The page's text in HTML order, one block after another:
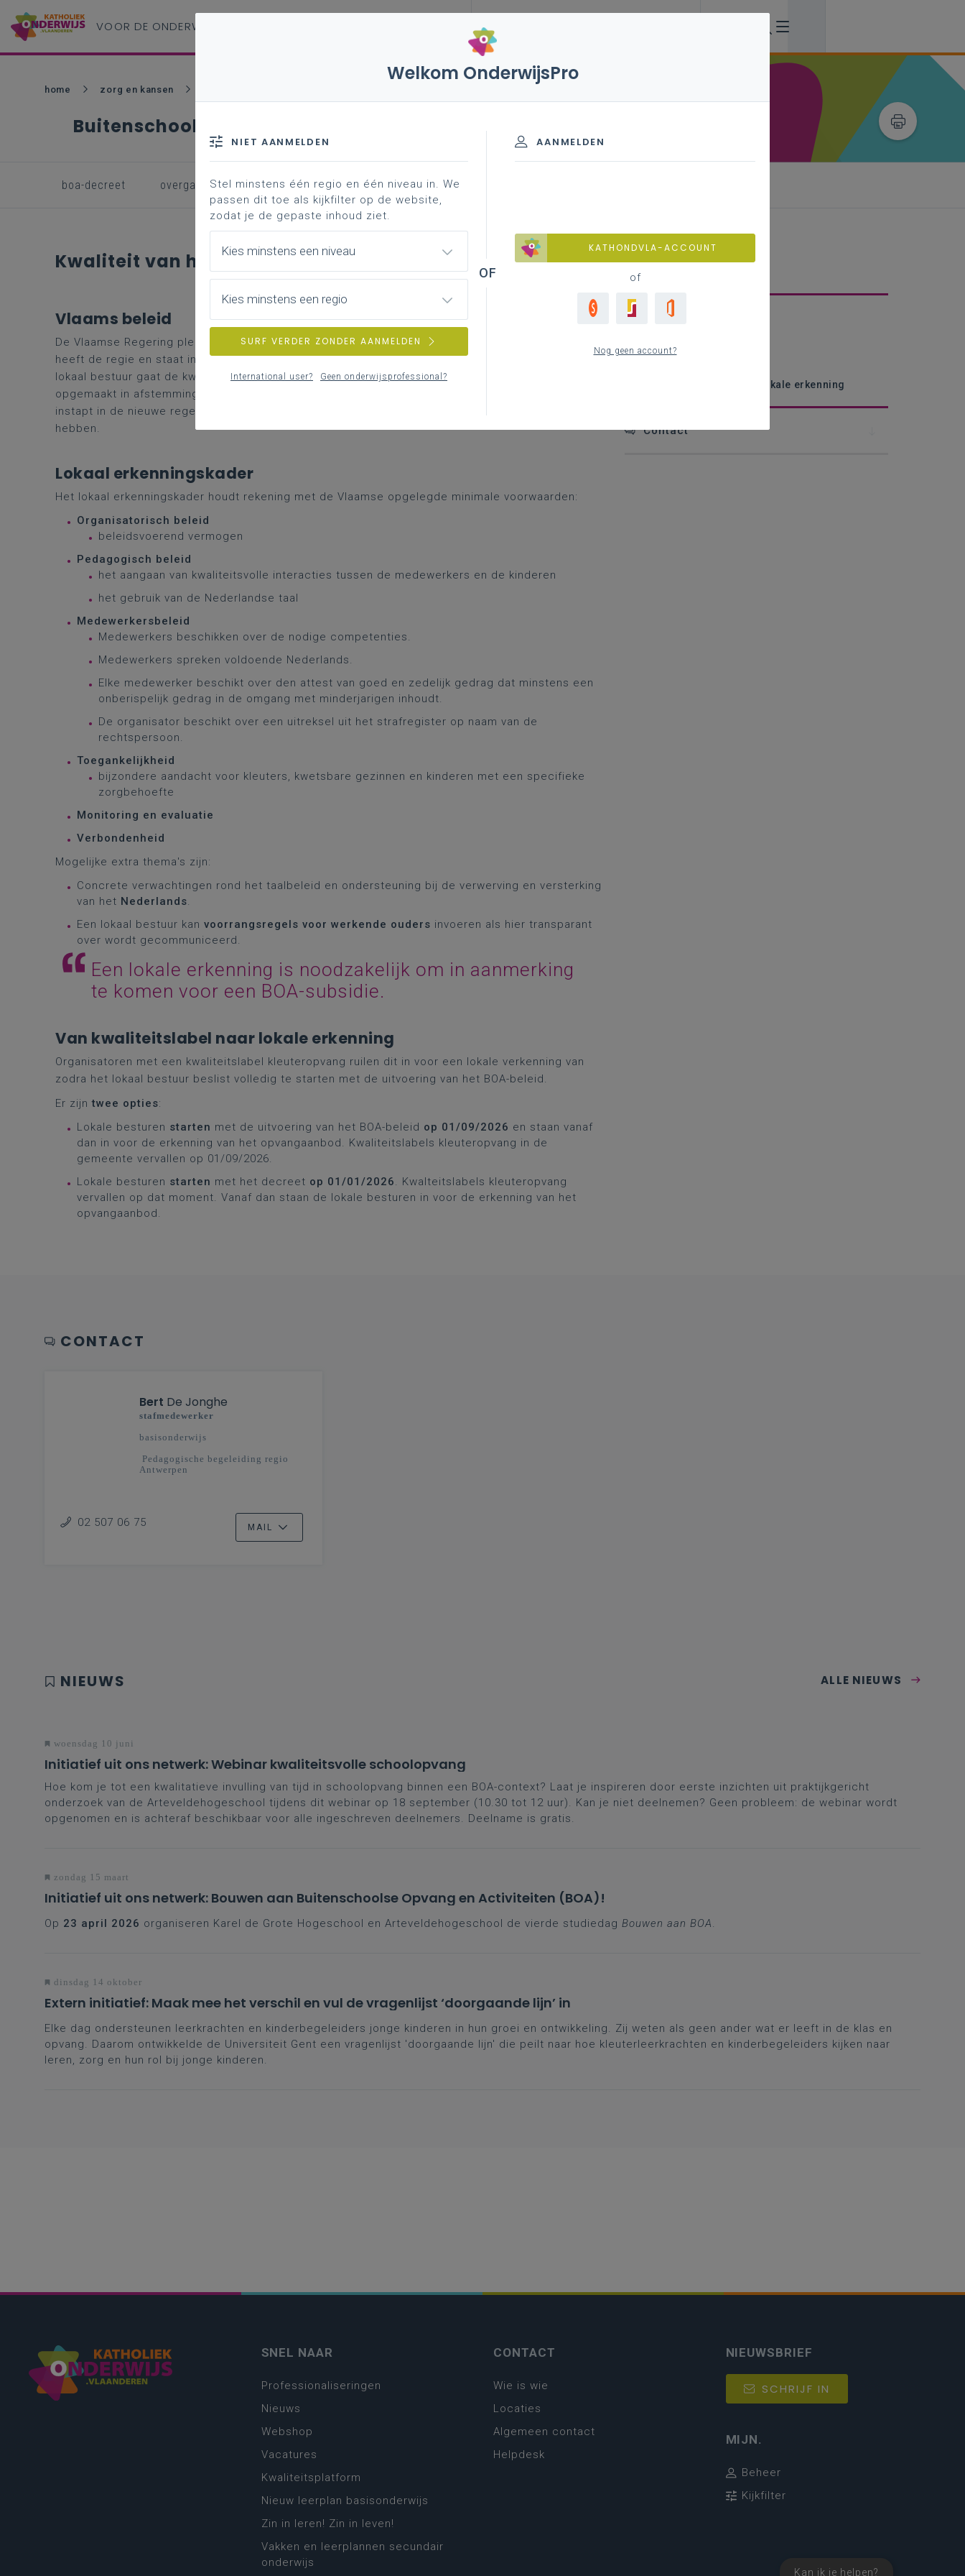
VOOR DE ONDERWIJS
home zorg en kansen
Buitenschoolse opvang en activiteiten (BOA)
boa-decreet overgangstermijnen de subsidies kwaliteit van het aanbod
Kwaliteit van het aanbod
Kwaliteit van het aanbod
Van kwaliteitslabel naar lokale erkenning
Contact
Vlaams beleid
De Vlaamse Regering pleit voor maximale kwaliteit van het ganse BOA-aanbod. Het lokaal bestuur
heeft de regie en staat in voor de erkenning en handhaving van het lokaal opvangaanbod. Het
lokaal bestuur gaat de kwaliteit van het aanbod na via een eigen erkenningskader. Dit kader wordt
opgemaakt in afstemming met het lokaal samenwerkingsverband BOA. Zodra het lokaal bestuur
instapt in de nieuwe regeling van het BOA-decreet is het verplicht een lokaal erkenningskader te
hebben.
Lokaal erkenningskader
Het lokaal erkenningskader houdt rekening met de Vlaamse opgelegde minimale voorwaarden:
Organisatorisch beleid
beleidsvoerend vermogen
Pedagogisch beleid
het aangaan van kwaliteitsvolle interacties tussen de medewerkers en de kinderen
het gebruik van de Nederlandse taal
Medewerkersbeleid
Medewerkers beschikken over de nodige competenties.
Medewerkers spreken voldoende Nederlands.
Elke medewerker beschikt over den attest van goed en zedelijk gedrag dat minstens een
onberispelijk gedrag in de omgang met minderjarigen inhoudt.
De organisator beschikt over een uitreksel uit het strafregister op naam van de
rechtspersoon.
Toegankelijkheid
bijzondere aandacht voor kleuters, kwetsbare gezinnen en kinderen met een specifieke
zorgbehoefte
Monitoring en evaluatie
Verbondenheid
Mogelijke extra thema's zijn:
Concrete verwachtingen rond het taalbeleid en ondersteuning bij de verwerving en versterking
van het Nederlands.
Een lokaal bestuur kan voorrangsregels voor werkende ouders invoeren als hier transparant
over wordt gecommuniceerd.
Een lokale erkenning is noodzakelijk om in aanmerking
te komen voor een BOA-subsidie.
Van kwaliteitslabel naar lokale erkenning
Organisatoren met een kwaliteitslabel kleuteropvang ruilen dit in voor een lokale verkenning van
zodra het lokaal bestuur beslist volledig te starten met de uitvoering van het BOA-beleid.
Er zijntwee opties:
Lokale besturen starten met de uitvoering van het BOA-beleid op 01/09/2026 en staan vanaf
dan in voor de erkenning van het opvangaanbod. Kwaliteitslabels kleuteropvang in de
gemeente vervallen op 01/09/2026.
Lokale besturen starten met het decreet op 01/01/2026. Kwalteitslabels kleuteropvang
vervallen op dat moment. Vanaf dan staan de lokale besturen in voor de erkenning van het
opvangaanbod.
CONTACT
Bert De Jonghe
stafmedewerker
basisonderwijs
Pedagogische begeleiding regio
Antwerpen
02 507 06 75 MAIL
NIEUWS ALLE NIEUWS
woensdag 10 juni
Initiatief uit ons netwerk: Webinar kwaliteitsvolle schoolopvang
Hoe kom je tot een kwalitatieve invulling van tijd in schoolopvang binnen een BOA-context? Laat je inspireren door eerste inzichten uit praktijkgericht
onderzoek van de Arteveldehogeschool tijdens dit webinar op 18 september (10.30 tot 12 uur). Kan je niet deelnemen? Geen probleem: de webinar wordt
opgenomen en is achteraf beschikbaar voor alle ingeschreven deelnemers. Deelname is gratis.
zondag 15 maart
Initiatief uit ons netwerk: Bouwen aan Buitenschoolse Opvang en Activiteiten (BOA)!
Op 23 april 2026 organiseren Karel de Grote Hogeschool en Arteveldehogeschool de vierde studiedag Bouwen aan BOA.
dinsdag 14 oktober
Extern initiatief: Maak mee het verschil en vul de vragenlijst ‘doorgaande lijn’ in
Elke dag ondersteunen leerkrachten en kinderbegeleiders jonge kinderen in hun groei en ontwikkeling. Zij weten als geen ander wat er leeft in de klas en
opvang. Daarom ontwikkelde de Universiteit Gent een vragenlijst 'doorgaande lijn' die peilt naar hoe kleuterleerkrachten en kinderbegeleiders kijken naar
leren, zorg en hun rol bij jonge kinderen.
Kan ik je helpen?
SNEL NAAR
Professionaliseringen
Nieuws
Webshop
Vacatures
Kwaliteitsplatform
Nieuw leerplan basisonderwijs
Zin in leren! Zin in leven!
Vakken en leerplannen secundair
onderwijs
CONTACT
Wie is wie
Locaties
Algemeen contact
Helpdesk
NIEUWSBRIEF
SCHRIJF IN
MIJN.
Beheer
Kijkfilter
Welkom OnderwijsPro
AANMELDEN
KATHONDVLA-ACCOUNT
of
Nog geen account?
NIET AANMELDEN
Stel minstens één regio en één niveau in. We
passen dit toe als kijkfilter op de website,
zodat je de gepaste inhoud ziet.
Kies minstens een niveau
Kies minstens een regio
SURF VERDER ZONDER AANMELDEN
International user? Geen onderwijsprofessional?